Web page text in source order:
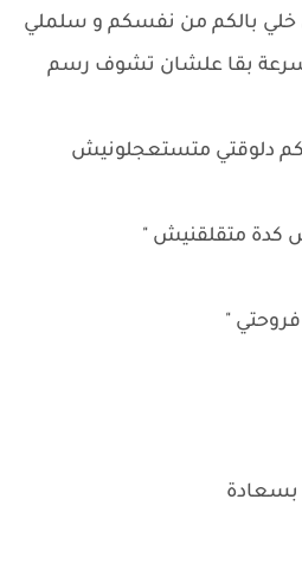
بالكم من نفسكم و سلملي
بسرعة بقا علشان تشوف رسم
دلوقتي متستعجلونيش
كدة متقلقنيش "
"